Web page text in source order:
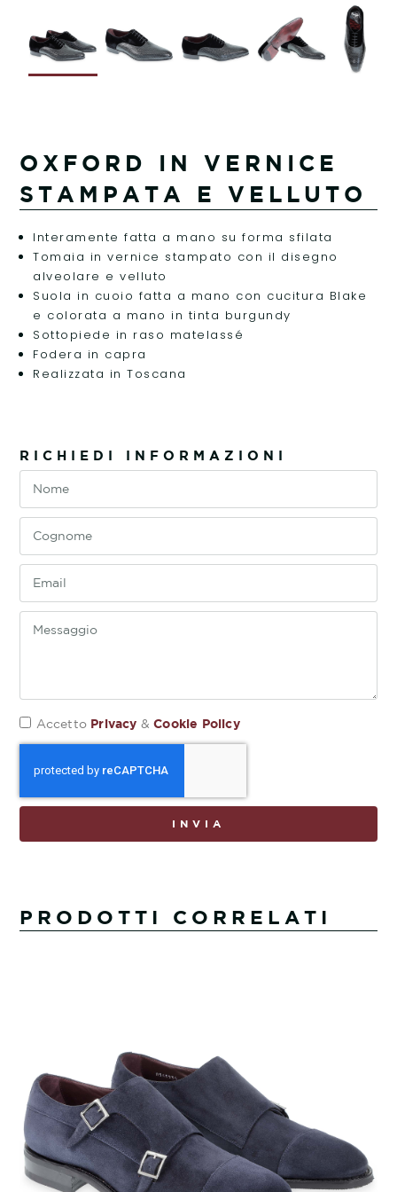
OXFORD IN VERNICE
STAMPATA E VELLUTO
Interamente fatta a mano su forma sfilata
Tomaia in vernice stampato con il disegno
alveolare e velluto
Suola in cuoio fatta a mano con cucitura Blake
e colorata a mano in tinta burgundy
Sottopiede in raso matelassé
Fodera in capra
Realizzata in Toscana
RICHIEDI INFORMAZIONI
Accetto Privacy &Cookie Policy
INVIA
PRODOTTI CORRELATI